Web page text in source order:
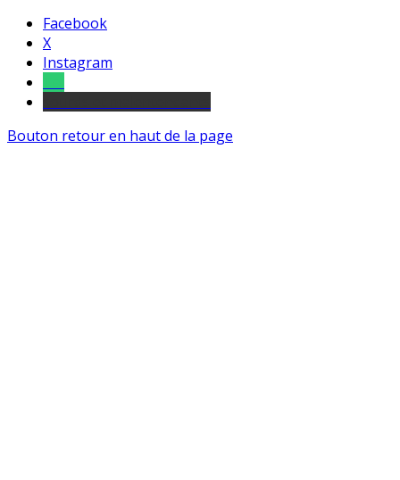
Facebook
X
Instagram
Bouton retour en haut de la page